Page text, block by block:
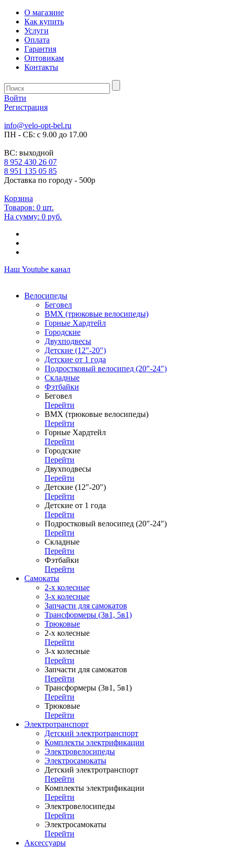
О магазине
Как купить
Услуги
Оплата
Гарантия
Оптовикам
Контакты
Войти
Регистрация
info@velo-opt-bel.ru
ПН - СБ: с 9.00 до 17.00
ВС: выходной
8 952 430 26 07
8 951 135 05 85
Доставка по городу - 500р
Корзина
Товаров: 0 шт.
На сумму: 0 руб.
Наш Youtube канал
Велосипеды
Беговел
ВМХ (трюковые велосипеды)
Горные Хардтейл
Городские
Двухподвесы
Детские (12"-20")
Детские от 1 года
Подростковый велосипед (20"-24")
Складные
Фэтбайки
Беговел
Перейти
ВМХ (трюковые велосипеды)
Перейти
Горные Хардтейл
Перейти
Городские
Перейти
Двухподвесы
Перейти
Детские (12"-20")
Перейти
Детские от 1 года
Перейти
Подростковый велосипед (20"-24")
Перейти
Складные
Перейти
Фэтбайки
Перейти
Самокаты
2-х колесные
3-х колесные
Запчасти для самокатов
Трансформеры (3в1, 5в1)
Трюковые
2-х колесные
Перейти
3-х колесные
Перейти
Запчасти для самокатов
Перейти
Трансформеры (3в1, 5в1)
Перейти
Трюковые
Перейти
Электротранспорт
Детский электротранспорт
Комплекты электрификации
Электровелосипеды
Электросамокаты
Детский электротранспорт
Перейти
Комплекты электрификации
Перейти
Электровелосипеды
Перейти
Электросамокаты
Перейти
Аксессуары